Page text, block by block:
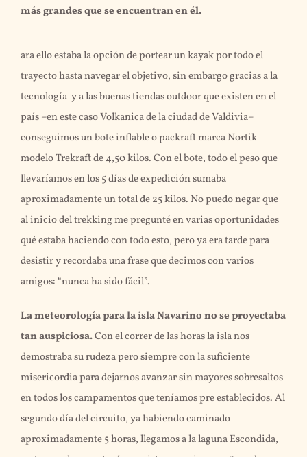
más grandes que se encuentran en él.
ara ello estaba la opción de portear un kayak por todo el
trayecto hasta navegar el objetivo, sin embargo gracias a la
tecnología y a las buenas tiendas outdoor que existen en el
país –en este caso Volkanica de la ciudad de Valdivia–
conseguimos un bote inflable o packraft marca Nortik
modelo Trekraft de 4,50 kilos. Con el bote, todo el peso que
llevaríamos en los 5 días de expedición sumaba
aproximadamente un total de 25 kilos. No puedo negar que
al inicio del trekking me pregunté en varias oportunidades
qué estaba haciendo con todo esto, pero ya era tarde para
desistir y recordaba una frase que decimos con varios
amigos: “nunca ha sido fácil”.
La meteorología para la isla Navarino no se proyectaba
tan auspiciosa.Con el correr de las horas la isla nos
demostraba su rudeza pero siempre con la suficiente
misericordia para dejarnos avanzar sin mayores sobresaltos
en todos los campamentos que teníamos pre establecidos. Al
segundo día del circuito, ya habiendo caminado
aproximadamente 5 horas, llegamos a la laguna Escondida,